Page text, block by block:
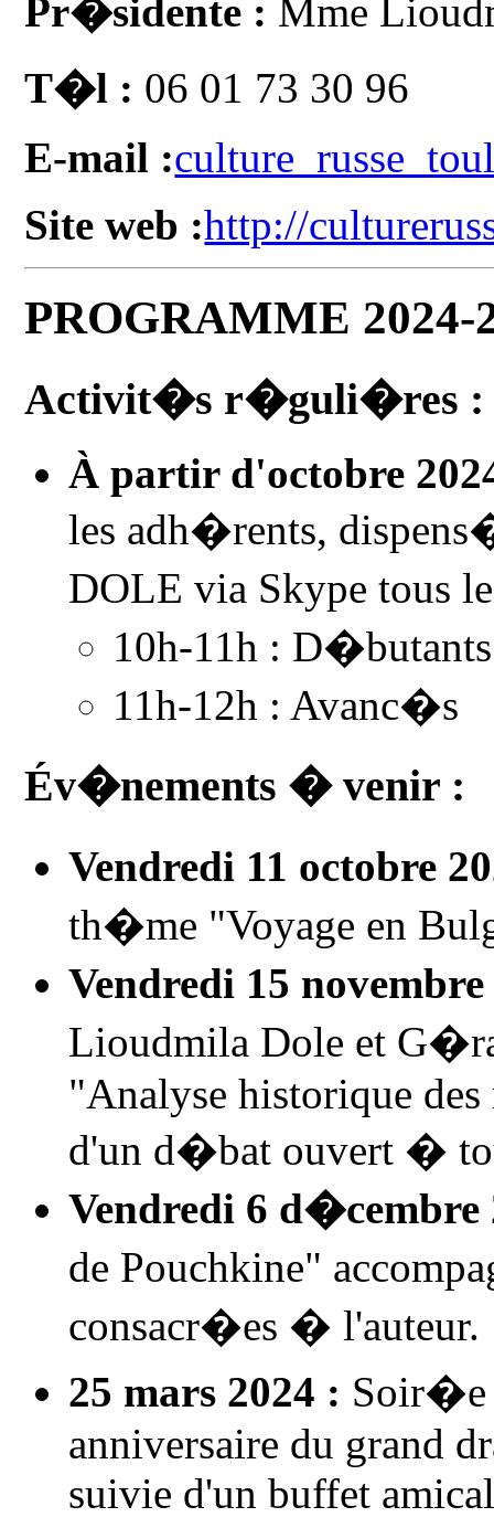
Pr�sidente : Mme
T�l : 06 01 73 30 96
E-mail :
Site web :http://
PROGRAMME 2024-
Activit�s r�guli�res :
À partir d'octobre
les adh�rents,
DOLE via Skype tous
10h-11h : D�butants
11h-12h : Avanc�s
Év�nements � venir :
Vendredi 11 octobre
th�me "Voyage en
Vendredi 15
Lioudmila Dole et
"Analyse historique
d'un d�bat ouvert �
Vendredi 6
de Pouchkine"
consacr�es � l'auteur.
25 mars 2024 : Soir�e
anniversaire du grand
suivie d'un buffet